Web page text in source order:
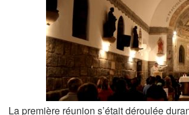
La première réunion s’était déroulée